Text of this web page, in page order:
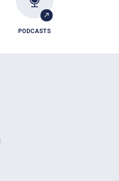
PODCASTS